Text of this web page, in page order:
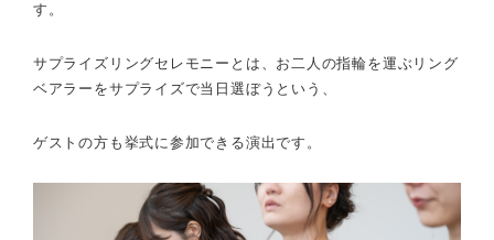
す。
サプライズリングセレモニーとは、お二人の指輪を運ぶリング
ベアラーをサプライズで当日選ぼうという、
ゲストの方も挙式に参加できる演出です。